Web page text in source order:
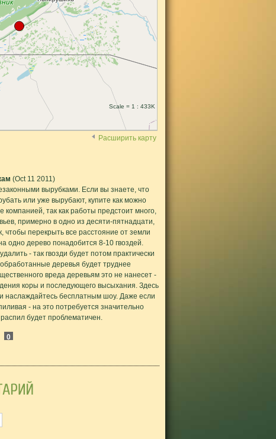
Scale = 1 : 433K
Расширить карту
(Oct 11 2011)
вырубками. Если вы знаете, что
или уже вырубают, купите как можно
так как работы предстоит много,
примерно в одно из десяти-пятнадцати,
чтобы перекрыть все расстояние от земли
одно дерево понадобится 8-10 гвоздей.
- так гвозди будет потом практически
деревья будет труднее
вреда деревьям это не нанесет -
коры и последующего высыхания. Здесь
наслаждайтесь бесплатным шоу. Даже если
- на это потребуется значительно
будет проблематичен.
0